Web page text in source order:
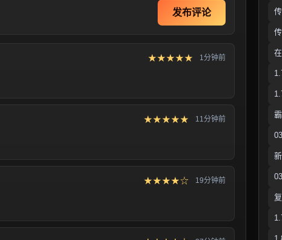
发布评论
★★★★★ 1分钟前
★★★★★ 11分钟前
★★★★☆ 19分钟前